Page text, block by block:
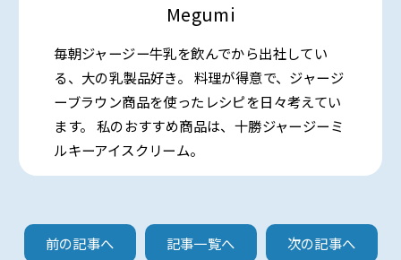
Megumi
毎朝ジャージー牛乳を飲んでから出社してい
る、大の乳製品好き。 料理が得意で、ジャージ
ーブラウン商品を使ったレシピを日々考えてい
ます。 私のおすすめ商品は、十勝ジャージーミ
ルキーアイスクリーム。
前の記事へ 記事一覧へ 次の記事へ